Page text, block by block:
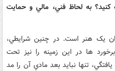
کنيد؟ به لحاظ فني، مالي و حمايت
يک هنر است. در چنين شرايطي،
ها در اين زمينه را نيز تحت
تنها نبايد بعد مادي آن را مد